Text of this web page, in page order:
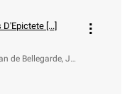
[...]
de Bellegarde, Je